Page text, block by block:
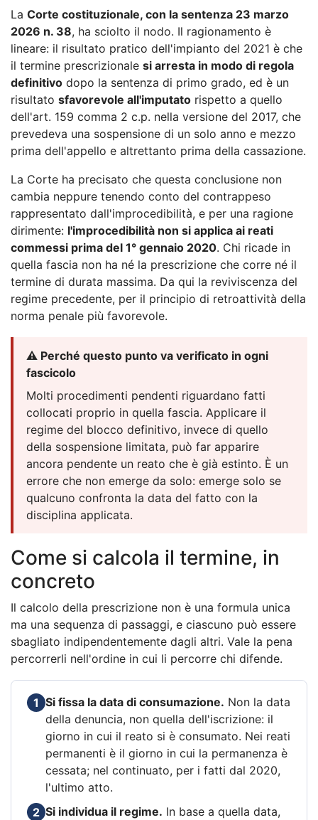
La Corte costituzionale, con la sentenza 23 marzo
2026 n. 38, ha sciolto il nodo. Il ragionamento è
lineare: il risultato pratico dell'impianto del 2021 è che
il termine prescrizionale si arresta in modo di regola
definitivo dopo la sentenza di primo grado, ed è un
risultato sfavorevole all'imputato rispetto a quello
dell'art. 159 comma 2 c.p. nella versione del 2017, che
prevedeva una sospensione di un solo anno e mezzo
prima dell'appello e altrettanto prima della cassazione.
La Corte ha precisato che questa conclusione non
cambia neppure tenendo conto del contrappeso
rappresentato dall'improcedibilità, e per una ragione
dirimente: l'improcedibilità non si applica ai reati
commessi prima del 1° gennaio 2020. Chi ricade in
quella fascia non ha né la prescrizione che corre né il
termine di durata massima. Da qui la reviviscenza del
regime precedente, per il principio di retroattività della
norma penale più favorevole.
⚠️ Perché questo punto va verificato in ogni
fascicolo
Molti procedimenti pendenti riguardano fatti
collocati proprio in quella fascia. Applicare il
regime del blocco definitivo, invece di quello
della sospensione limitata, può far apparire
ancora pendente un reato che è già estinto. È un
errore che non emerge da solo: emerge solo se
qualcuno confronta la data del fatto con la
disciplina applicata.
Come si calcola il termine, in
concreto
Il calcolo della prescrizione non è una formula unica
ma una sequenza di passaggi, e ciascuno può essere
sbagliato indipendentemente dagli altri. Vale la pena
percorrerli nell'ordine in cui li percorre chi difende.
1 Si fissa la data di consumazione. Non la data
della denuncia, non quella dell'iscrizione: il
giorno in cui il reato si è consumato. Nei reati
permanenti è il giorno in cui la permanenza è
cessata; nel continuato, per i fatti dal 2020,
l'ultimo atto.
2 Si individua il regime. In base a quella data,